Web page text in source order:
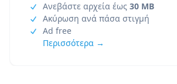
Ανεβάστε αρχεία έως 30 MB
Ακύρωση ανά πάσα στιγμή
Ad free
Περισσότερα →